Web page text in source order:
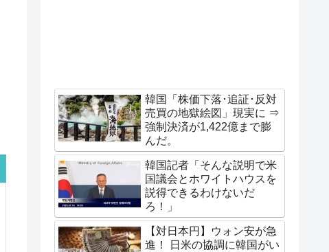
韓国「株価下落･追証･反対
売買の地獄絵図」現実に ⇒
強制決済が1,422億まで膨
んだ。
韓国記者「そんな説明で米
国議会とホワイトハウスを
説得できるわけないだ
ろ！」
【対日本円】ウォン安が急
進！ 日米の協調に韓国がい